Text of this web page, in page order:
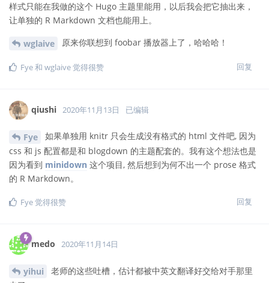
样式只能在我做的这个 Hugo 主题里能用，以后我会把它抽出来，
让单独的 R Markdown 文档也能用上。
wglaive 原来你联想到 foobar 播放器上了，哈哈哈！
回复
Fye和 wglaive觉得很赞
qiushi 2020年11月13日 已编辑
Fye
如果单独用 knitr 只会生成没有格式的 html 文件吧, 因为
css 和 js 配置都是和 blogdown 的主题配套的。我有这个想法也是
因为看到 minidown 这个项目, 然后想到为何不出一个 prose 格式
的 R Markdown。
回复
Fye觉得很赞
medo 2020年11月14日
yihui
老师的这些吐槽，估计都被中英文翻译好交给对手那里